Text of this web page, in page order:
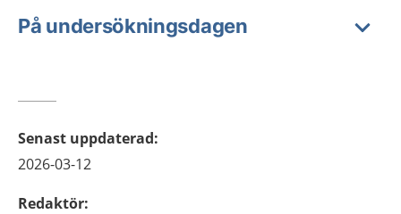
På undersökningsdagen
Senast uppdaterad:
2026-03-12
Redaktör: